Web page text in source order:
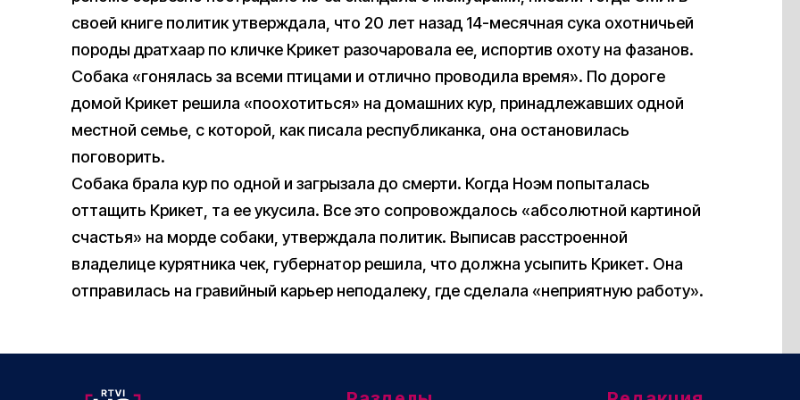
своей книге политик утверждала, что 20 лет назад 14-месячная сука охотничьей
породы дратхаар по кличке Крикет разочаровала ее, испортив охоту на фазанов.
Собака «гонялась за всеми птицами и отлично проводила время». По дороге
домой Крикет решила «поохотиться» на домашних кур, принадлежавших одной
местной семье, с которой, как писала республиканка, она остановилась
поговорить.
Собака брала кур по одной и загрызала до смерти. Когда Ноэм попыталась
оттащить Крикет, та ее укусила. Все это сопровождалось «абсолютной картиной
счастья» на морде собаки, утверждала политик. Выписав расстроенной
владелице курятника чек, губернатор решила, что должна усыпить Крикет. Она
отправилась на гравийный карьер неподалеку, где сделала «неприятную работу».